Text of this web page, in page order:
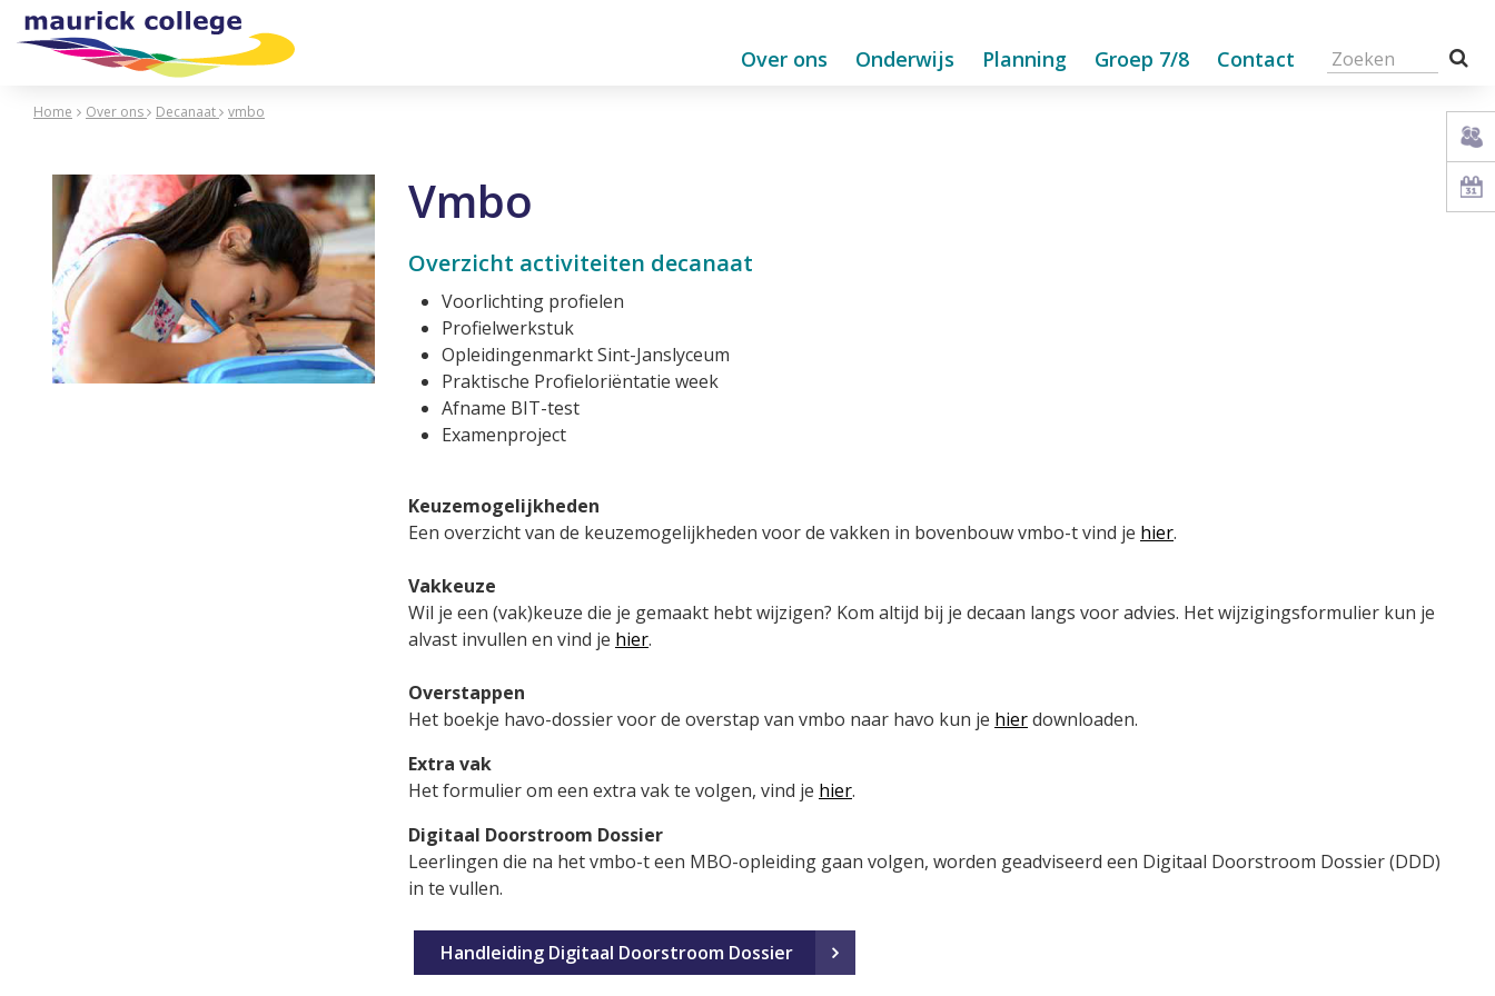
Over ons Onderwijs Planning Groep 7/8 Contact
Home Over ons Decanaat vmbo
Vmbo
Overzicht activiteiten decanaat
Voorlichting profielen
Profielwerkstuk
Opleidingenmarkt Sint-Janslyceum
Praktische Profieloriëntatie week
Afname BIT-test
Examenproject
Keuzemogelijkheden
Een overzicht van de keuzemogelijkheden voor de vakken in bovenbouw vmbo-t vind je hier.
Vakkeuze
Wil je een (vak)keuze die je gemaakt hebt wijzigen? Kom altijd bij je decaan langs voor advies. Het wijzigingsformulier kun je
alvast invullen en vind je hier.
Overstappen
Het boekje havo-dossier voor de overstap van vmbo naar havo kun je hierdownloaden.
Extra vak
Het formulier om een extra vak te volgen, vind je hier.
Digitaal Doorstroom Dossier
Leerlingen die na het vmbo-t een MBO-opleiding gaan volgen, worden geadviseerd een Digitaal Doorstroom Dossier (DDD)
in te vullen.
Handleiding Digitaal Doorstroom Dossier